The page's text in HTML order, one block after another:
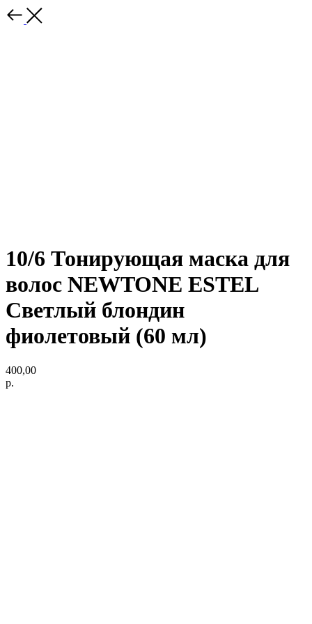
10/6 Тонирующая маска для
волос NEWTONE ESTEL
Светлый блондин
фиолетовый (60 мл)
400,00
р.